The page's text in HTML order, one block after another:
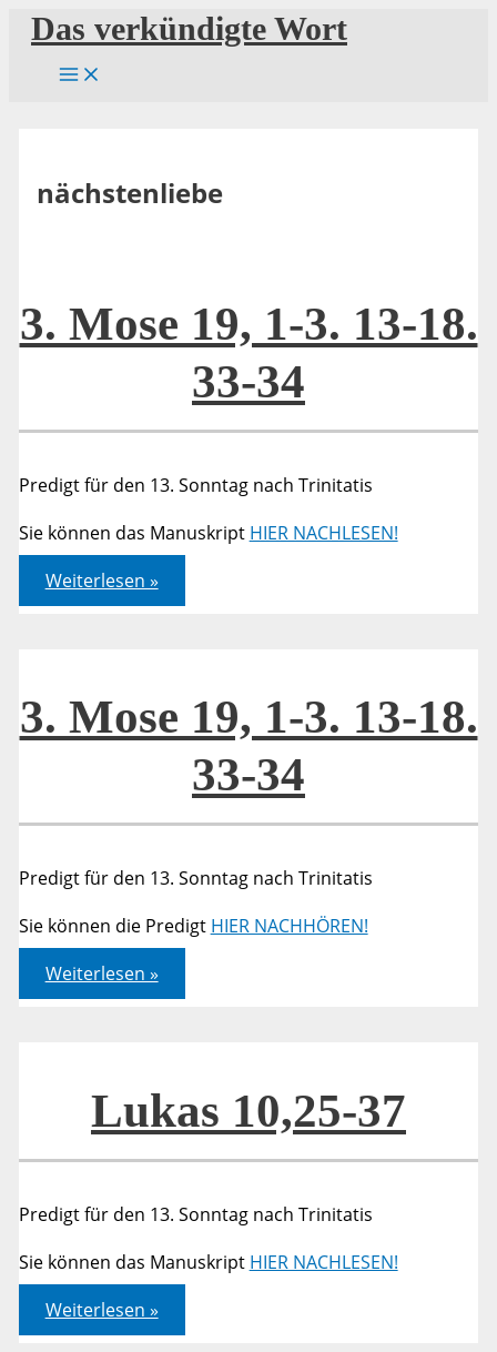
Zum
Inhalt
springen
Das verkündigte Wort
nächstenliebe
3. Mose 19, 1-3. 13-18.
33-34
Predigt für den 13. Sonntag nach Trinitatis
Sie können das Manuskript HIER NACHLESEN!
3.
Mose
19,
33-
Weiterlesen »
3. Mose 19, 1-3. 13-18.
33-34
Predigt für den 13. Sonntag nach Trinitatis
Sie können die Predigt HIER NACHHÖREN!
3.
Mose
19,
Weiterlesen »
Lukas 10,25-37
Predigt für den 13. Sonntag nach Trinitatis
Sie können das Manuskript HIER NACHLESEN!
Lukas
10,25-
37
Weiterlesen »